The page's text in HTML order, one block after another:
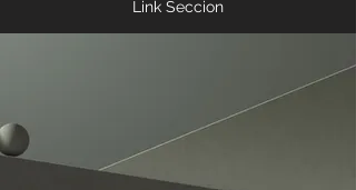
Link Seccion